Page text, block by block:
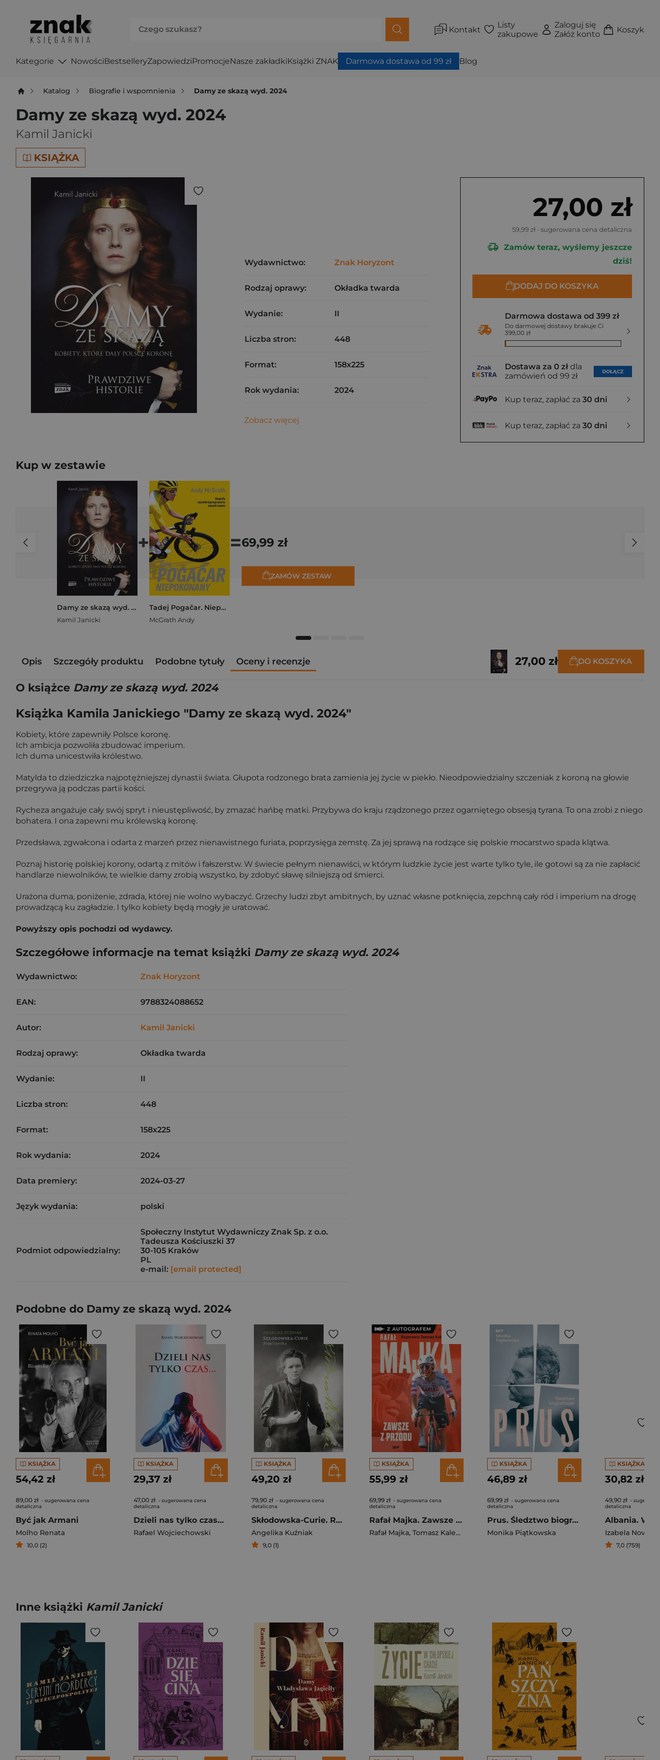
Kontakt
Listy
zakupowe
Zaloguj się
Załóż konto
Koszyk
Kategorie NowościBestselleryZapowiedziPromocjeNasze zakładkiKsiążki ZNAK Darmowa dostawa od 99 zł Blog
Katalog Biografie i wspomnienia Damy ze skazą wyd. 2024
Damy ze skazą wyd. 2024
Kamil Janicki
KSIĄŻKA
27,00 zł
59,99 zł - sugerowana cena detaliczna
Zamów teraz, wyślemy jeszcze
dziś!
DODAJ DO KOSZYKA
Darmowa dostawa od 399 zł
Do darmowej dostawy brakuje Ci
399,00 zł
Dostawa za 0 zł dla
zamówień od 99 zł
DOŁĄCZ
Kup teraz, zapłać za 30 dni
Kup teraz, zapłać za 30 dni
Wydawnictwo: Znak Horyzont
Rodzaj oprawy: Okładka twarda
Wydanie: II
Liczba stron: 448
Format: 158x225
Rok wydania: 2024
Zobacz więcej
Kup w zestawie
Damy ze skazą wyd. 2024
Kamil Janicki
+
Tadej Pogačar. Niepokonany
McGrath Andy
=69,99 zł
ZAMÓW ZESTAW
Opis Szczegóły produktu Podobne tytuły Oceny i recenzje 27,00 zł DO KOSZYKA
O książce Damy ze skazą wyd. 2024
Książka Kamila Janickiego "Damy ze skazą wyd. 2024"
Kobiety, które zapewniły Polsce koronę.
Ich ambicja pozwoliła zbudować imperium.
Ich duma unicestwiła królestwo.
Matylda to dziedziczka najpotężniejszej dynastii świata. Głupota rodzonego brata zamienia jej życie w piekło. Nieodpowiedzialny szczeniak z koroną na głowie
przegrywa ją podczas partii kości.
Rycheza angażuje cały swój spryt i nieustępliwość, by zmazać hańbę matki. Przybywa do kraju rządzonego przez ogarniętego obsesją tyrana. To ona zrobi z niego
bohatera. I ona zapewni mu królewską koronę.
Przedsława, zgwałcona i odarta z marzeń przez nienawistnego furiata, poprzysięga zemstę. Za jej sprawą na rodzące się polskie mocarstwo spada klątwa.
Poznaj historię polskiej korony, odartą z mitów i fałszerstw. W świecie pełnym nienawiści, w którym ludzkie życie jest warte tylko tyle, ile gotowi są za nie zapłacić
handlarze niewolników, te wielkie damy zrobią wszystko, by zdobyć sławę silniejszą od śmierci.
Urażona duma, poniżenie, zdrada, której nie wolno wybaczyć. Grzechy ludzi zbyt ambitnych, by uznać własne potknięcia, zepchną cały ród i imperium na drogę
prowadzącą ku zagładzie. I tylko kobiety będą mogły je uratować.
Powyższy opis pochodzi od wydawcy.
Szczegółowe informacje na temat książki Damy ze skazą wyd. 2024
Wydawnictwo: Znak Horyzont
EAN: 9788324088652
Autor: Kamil Janicki
Rodzaj oprawy: Okładka twarda
Wydanie: II
Liczba stron: 448
Format: 158x225
Rok wydania: 2024
Data premiery: 2024-03-27
Język wydania: polski
Podmiot odpowiedzialny:
Społeczny Instytut Wydawniczy Znak Sp. z o.o.
Tadeusza Kościuszki 37
30-105 Kraków
PL
e-mail: [email protected]
Podobne do Damy ze skazą wyd. 2024
KSIĄŻKA
54,42 zł
89,00 zł - sugerowana cena
detaliczna
Być jak Armani
Molho Renata
10,0 (2)
KSIĄŻKA
29,37 zł
47,00 zł - sugerowana cena
detaliczna
Dzieli nas tylko czas…
Rafael Wojciechowski
KSIĄŻKA
49,20 zł
79,90 zł - sugerowana cena
detaliczna
Skłodowska-Curie. Rebeliantka
Angelika Kuźniak
9,0 (1)
KSIĄŻKA
55,99 zł
69,99 zł - sugerowana cena
detaliczna
Rafał Majka. Zawsze z przodu. Rozmawia Tomasz Kalemba - książka z autografem
Rafał Majka, Tomasz Kalemba
KSIĄŻKA
46,89 zł
69,99 zł - sugerowana cena
detaliczna
Prus. Śledztwo biograficzne (2026)
Monika Piątkowska
KSIĄŻKA
30,82 zł
49,90 zł -
detaliczna
Izabela Nowek
7,0 (759)
Inne książki Kamil Janicki